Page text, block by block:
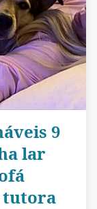
9
lar
tutora